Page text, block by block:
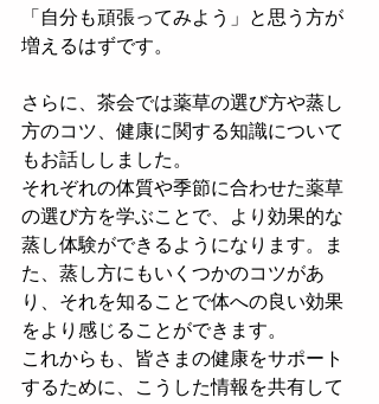
「自分も頑張ってみよう」と思う方が
増えるはずです。
さらに、茶会では薬草の選び方や蒸し
方のコツ、健康に関する知識について
もお話ししました。
それぞれの体質や季節に合わせた薬草
の選び方を学ぶことで、より効果的な
蒸し体験ができるようになります。ま
た、蒸し方にもいくつかのコツがあ
り、それを知ることで体への良い効果
をより感じることができます。
これからも、皆さまの健康をサポート
するために、こうした情報を共有して